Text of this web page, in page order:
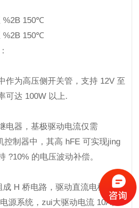
%2B 150℃
%2B 150℃
作为高压侧开关管，支持 12V 至
可达 100W 以上.
电器，基极驱动电流仅需
控制器中，其高 hFE 可实现jing
?10% 的电压波动补偿。
H 桥电路，驱动直流电机正反
源系统，zui大驱动电流 10A。